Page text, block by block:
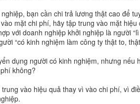
bạn cần chi trả lương thật cao để
mặt chi phí, hãy tập trung vào mặt
với doanh nghiệp khởi nghiệp là người
“có kinh nghiệm làm công ty thật to,
dụng người có kinh nghiệm, nhưng
không?
vào hiệu quả thay vì vào chi phí, vì